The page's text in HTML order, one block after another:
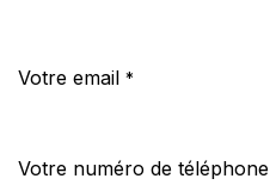
Votre email *
Votre numéro de téléphone